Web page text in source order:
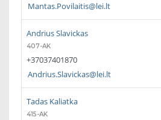
Mantas.Povilaitis@lei.lt
Andrius Slavickas
407-AK
+37037401870
Andrius.Slavickas@lei.lt
Tadas Kaliatka
415-AK